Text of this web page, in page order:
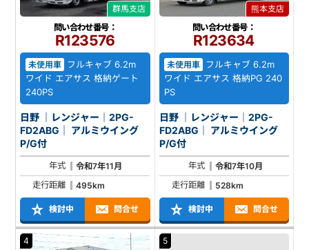
群馬支店
問い合わせ番号：
R123576
未使用車
フルキャブ 6.2m
ワイド エアサス 格納ゲート
240PS
日野 ｜レンジャー｜2PG-
FD2ABG｜ アルミウイング
P/G付
年式
令和7年11月
走行距離
495km
検討中 問合せ
熊本支店
問い合わせ番号：
R123634
未使用車 フルキャブ 6.2m
ワイド エアサス 格納PG 240
PS
日野 ｜レンジャー｜2PG-
FD2ABG｜ アルミウイング
P/G付
年式
令和7年10月
走行距離
528km
検討中 問合せ
4 5